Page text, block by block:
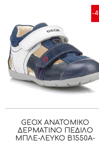
-
GEOX ΑΝΑΤΟΜΙΚΌ
ΔΕΡΜΆΤΙΝΟ ΠΈΔΙΛΟ
ΜΠΛΕ-ΛΕΥΚΌ B1550A-